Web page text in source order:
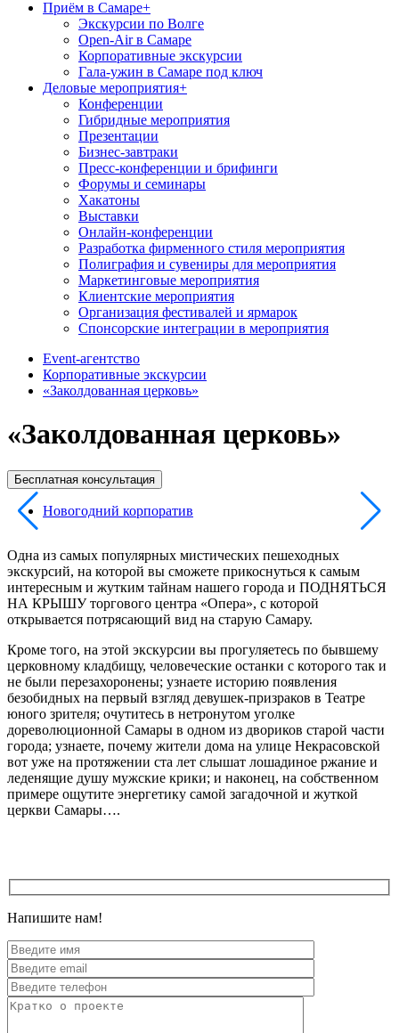
Приём в Самаре+
Экскурсии по Волге
Open-Air в Самаре
Корпоративные экскурсии
Гала-ужин в Самаре под ключ
Деловые мероприятия+
Конференции
Гибридные мероприятия
Презентации
Бизнес-завтраки
Пресс-конференции и брифинги
Форумы и семинары
Хакатоны
Выставки
Онлайн-конференции
Разработка фирменного стиля мероприятия
Полиграфия и сувениры для мероприятия
Маркетинговые мероприятия
Клиентские мероприятия
Организация фестивалей и ярмарок
Спонсорские интеграции в мероприятия
Event-агентство
Корпоративные экскурсии
«Заколдованная церковь»
«Заколдованная церковь»
Бесплатная консультация
Новогодний корпоратив
Одна из самых популярных мистических пешеходных
экскурсий, на которой вы сможете прикоснуться к самым
интересным и жутким тайнам нашего города и ПОДНЯТЬСЯ
НА КРЫШУ торгового центра «Опера», с которой
открывается потрясающий вид на старую Самару.
Кроме того, на этой экскурсии вы прогуляетесь по бывшему
церковному кладбищу, человеческие останки с которого так и
не были перезахоронены; узнаете историю появления
безобидных на первый взгляд девушек-призраков в Театре
юного зрителя; очутитесь в нетронутом уголке
дореволюционной Самары в одном из двориков старой части
города; узнаете, почему жители дома на улице Некрасовской
вот уже на протяжении ста лет слышат лошадиное ржание и
леденящие душу мужские крики; и наконец, на собственном
примере ощутите энергетику самой загадочной и жуткой
церкви Самары….
Напишите нам!